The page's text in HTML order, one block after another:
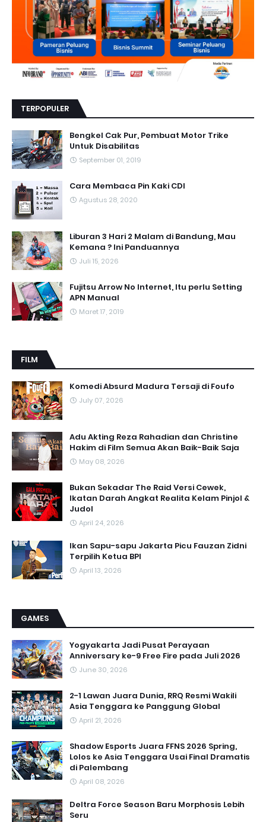
TERPOPULER
Bengkel Cak Pur, Pembuat Motor Trike
Untuk Disabilitas
September 01, 2019
Cara Membaca Pin Kaki CDI
Agustus 28, 2020
Liburan 3 Hari 2 Malam di Bandung, Mau
Kemana ? Ini Panduannya
Juli 15, 2026
Fujitsu Arrow No Internet, Itu perlu Setting
APN Manual
Maret 17, 2019
FILM
Komedi Absurd Madura Tersaji di Foufo
July 07, 2026
Adu Akting Reza Rahadian dan Christine
Hakim di Film Semua Akan Baik-Baik Saja
May 08, 2026
Bukan Sekadar The Raid Versi Cewek,
Ikatan Darah Angkat Realita Kelam Pinjol &
Judol
April 24, 2026
Ikan Sapu-sapu Jakarta Picu Fauzan Zidni
Terpilih Ketua BPI
April 13, 2026
GAMES
Yogyakarta Jadi Pusat Perayaan
Anniversary ke-9 Free Fire pada Juli 2026
June 30, 2026
2-1 Lawan Juara Dunia, RRQ Resmi Wakili
Asia Tenggara ke Panggung Global
April 21, 2026
Shadow Esports Juara FFNS 2026 Spring,
Lolos ke Asia Tenggara Usai Final Dramatis
di Palembang
April 08, 2026
Deltra Force Season Baru Morphosis Lebih
Seru